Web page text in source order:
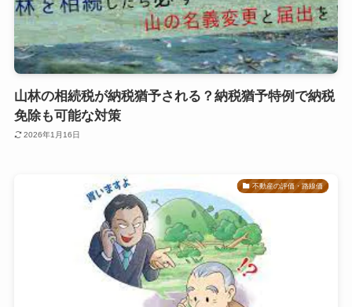
山林の相続税が納税猶予される？納税猶予特例で納税
免除も可能な対策
2026年1月16日
不動産の評価・路線価